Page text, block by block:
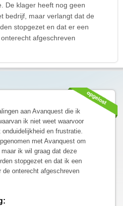
De klager heeft nog geen
bedrijf, maar verlangt dat de
stopgezet en dat er een
afgeschreven
aan Avanquest die ik
ik niet weet waarvoor
en frustratie.
met Avanquest om
ik wil graag dat deze
stopgezet en dat ik een
de onterecht afgeschreven